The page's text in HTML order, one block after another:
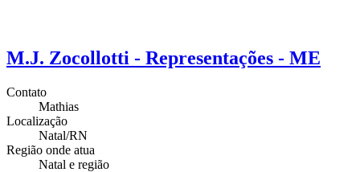
M.J. Zocollotti - Representações - ME
Contato
Mathias
Localização
Natal/RN
Região onde atua
Natal e região